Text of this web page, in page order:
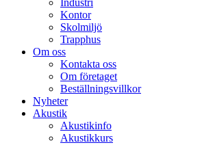
Industri
Kontor
Skolmiljö
Trapphus
Om oss
Kontakta oss
Om företaget
Beställningsvillkor
Nyheter
Akustik
Akustikinfo
Akustikkurs